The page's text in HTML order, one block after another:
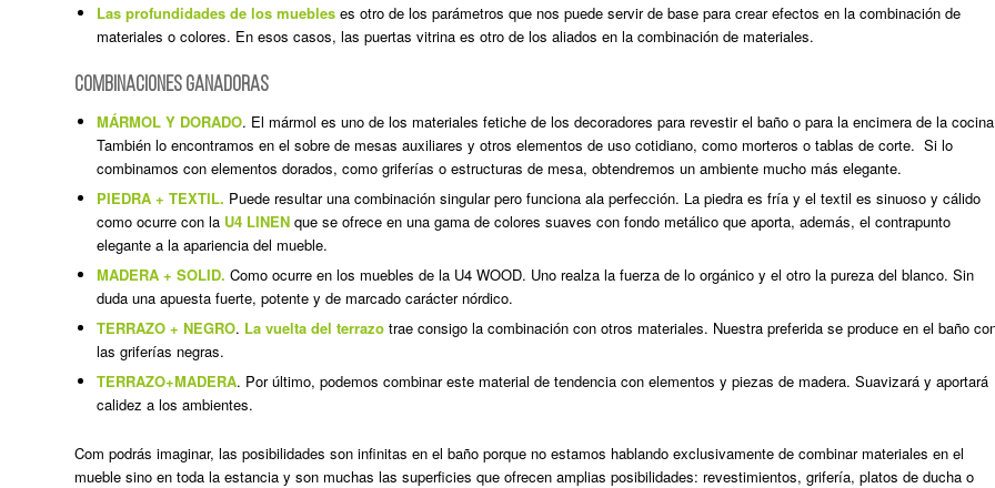
Las profundidades de los muebles es otro de los parámetros que nos puede servir de base para crear efectos en la combinación de
materiales o colores. En esos casos, las puertas vitrina es otro de los aliados en la combinación de materiales.
COMBINACIONES GANADORAS
MÁRMOL Y DORADO. El mármol es uno de los materiales fetiche de los decoradores para revestir el baño o para la encimera de la
También lo encontramos en el sobre de mesas auxiliares y otros elementos de uso cotidiano, como morteros o tablas de corte. Si lo
combinamos con elementos dorados, como griferías o estructuras de mesa, obtendremos un ambiente mucho más elegante.
PIEDRA + TEXTIL. Puede resultar una combinación singular pero funciona ala perfección. La piedra es fría y el textil es sinuoso y cálido
como ocurre con la U4 LINEN que se ofrece en una gama de colores suaves con fondo metálico que aporta, además, el contrapunto
elegante a la apariencia del mueble.
MADERA + SOLID. Como ocurre en los muebles de la U4 WOOD. Uno realza la fuerza de lo orgánico y el otro la pureza del blanco. Sin
duda una apuesta fuerte, potente y de marcado carácter nórdico.
TERRAZO + NEGRO. La vuelta del terrazo trae consigo la combinación con otros materiales. Nuestra preferida se produce en el baño
las griferías negras.
TERRAZO+MADERA. Por último, podemos combinar este material de tendencia con elementos y piezas de madera. Suavizará y aportará
calidez a los ambientes.
Com podrás imaginar, las posibilidades son infinitas en el baño porque no estamos hablando exclusivamente de combinar materiales en el
mueble sino en toda la estancia y son muchas las superficies que ofrecen amplias posibilidades: revestimientos, grifería, platos de ducha o